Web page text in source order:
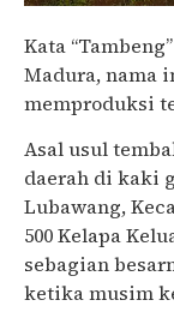
Kata
Madura, nama
memproduksi
Asal usul
daerah di kaki
Lubawang,
500 Kelapa
sebagian
ketika musim